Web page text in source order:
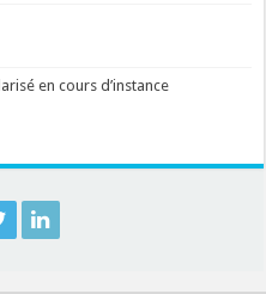
en cours d’instance